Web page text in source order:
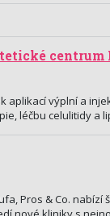
centrum
aplikací výplní a
léčbu celulitidy a
Pros & Co. nabízí